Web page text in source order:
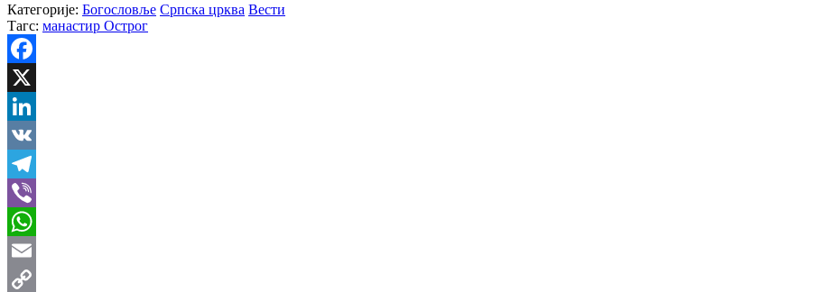
Категорије: Богословље Српска црква Вести
Тагс: манастир Острог
Facebook
X
LinkedIn
VK
Telegram
Viber
WhatsApp
Email